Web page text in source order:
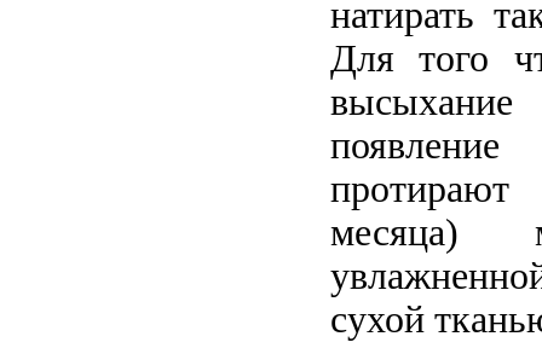
натирать
Для того
месяца)
сухой